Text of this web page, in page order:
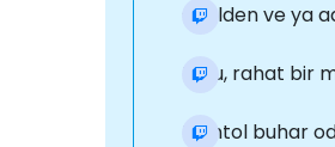
Otelden ve ya
Kuru, rahat bir
Mentol buhar